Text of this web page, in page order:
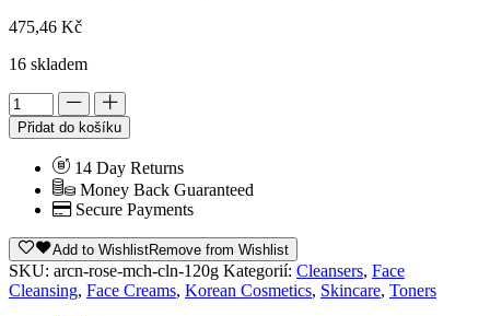
475,46 Kč
16 skladem
Přidat do košíku
14 Day Returns
Money Back Guaranteed
Secure Payments
Add to WishlistRemove from Wishlist
SKU: arcn-rose-mch-cln-120g Kategorií: Cleansers, Face
Cleansing, Face Creams, Korean Cosmetics, Skincare, Toners